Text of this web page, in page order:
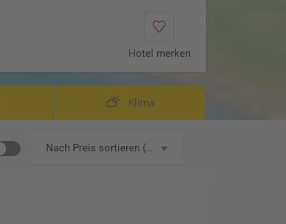
Hotel merken
Klima
Nach Preis sortieren (aufsteigend)